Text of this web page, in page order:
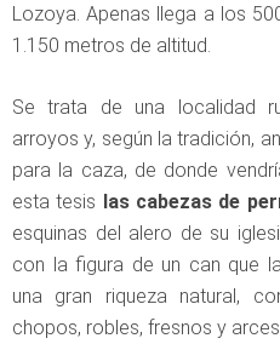
Lozoya. Apenas llega a los
1.150 metros de altitud.
Se trata de una localidad
arroyos y, según la tradición,
para la caza, de donde
esta tesis las cabezas de
esquinas del alero de su
con la figura de un can que
una gran riqueza natural,
chopos, robles, fresnos y